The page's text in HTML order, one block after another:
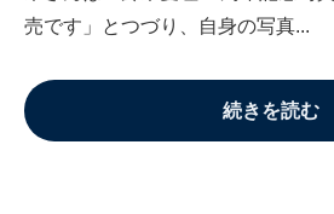
売です」とつづり、自身の写真...
続きを読む